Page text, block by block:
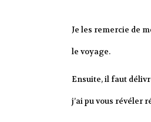
Je les remercie de
le voyage.
Ensuite, il faut
j’ai pu vous révéler